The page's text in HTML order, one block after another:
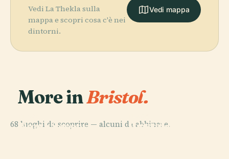
Vedi La Thekla sulla
mappa e scopri cosa c'è nei
dintorni.
Vedi mappa
More inBristol.
68 luoghi da scoprire — alcuni da abbinare.
Ponte Sospeso
Cattedrale di
PLACE
Bristol